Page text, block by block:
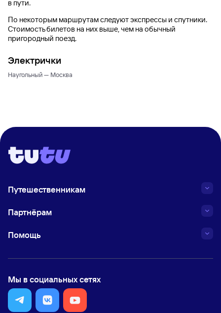
в пути.
По некоторым маршрутам следуют экспрессы и спутники.
Стоимость билетов на них выше, чем на обычный
пригородный поезд.
Электрички
Наугольный — Москва
Путешественникам
Партнёрам
Помощь
Мы в социальных сетях